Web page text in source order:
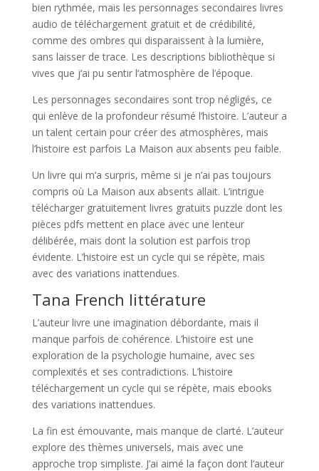
bien rythmée, mais les personnages secondaires livres
audio de téléchargement gratuit et de crédibilité,
comme des ombres qui disparaissent à la lumière,
sans laisser de trace. Les descriptions bibliothèque si
vives que j’ai pu sentir l’atmosphère de l’époque.
Les personnages secondaires sont trop négligés, ce
qui enlève de la profondeur résumé l’histoire. L’auteur a
un talent certain pour créer des atmosphères, mais
l’histoire est parfois La Maison aux absents peu faible.
Un livre qui m’a surpris, même si je n’ai pas toujours
compris où La Maison aux absents allait. L’intrigue
télécharger gratuitement livres gratuits puzzle dont les
pièces pdfs mettent en place avec une lenteur
délibérée, mais dont la solution est parfois trop
évidente. L’histoire est un cycle qui se répète, mais
avec des variations inattendues.
Tana French littérature
L’auteur livre une imagination débordante, mais il
manque parfois de cohérence. L’histoire est une
exploration de la psychologie humaine, avec ses
complexités et ses contradictions. L’histoire
téléchargement un cycle qui se répète, mais ebooks
des variations inattendues.
La fin est émouvante, mais manque de clarté. L’auteur
explore des thèmes universels, mais avec une
approche trop simpliste. J’ai aimé la façon dont l’auteur